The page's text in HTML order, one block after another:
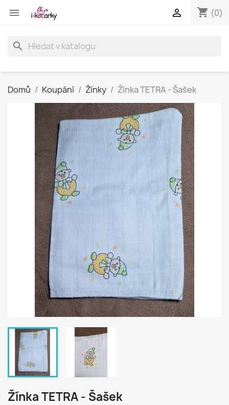
 shopping_cart (0)

search
Domů Koupání Žínky Žínka TETRA - Šašek
Žínka TETRA - Šašek